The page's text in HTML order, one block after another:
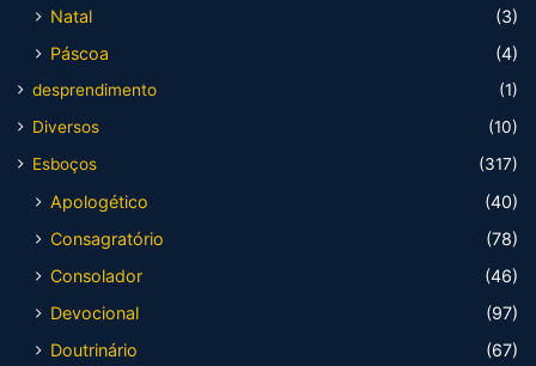
Natal
(3)
Páscoa
(4)
desprendimento
(1)
Diversos
(10)
Esboços
(317)
Apologético
(40)
Consagratório
(78)
Consolador
(46)
Devocional
(97)
Doutrinário
(67)